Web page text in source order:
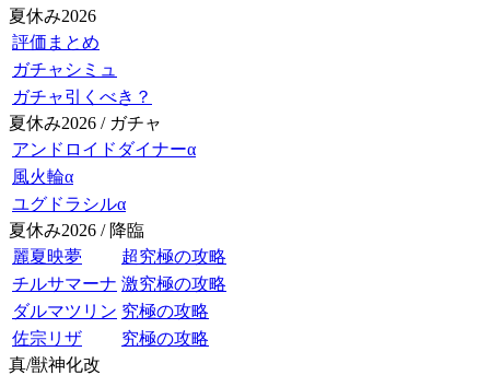
夏休み2026
評価まとめ
ガチャシミュ
ガチャ引くべき？
夏休み2026 / ガチャ
アンドロイドダイナーα
風火輪α
ユグドラシルα
夏休み2026 / 降臨
麗夏映夢
超究極の攻略
チルサマーナ 激究極の攻略
ダルマツリン 究極の攻略
佐宗リザ
究極の攻略
真/獣神化改